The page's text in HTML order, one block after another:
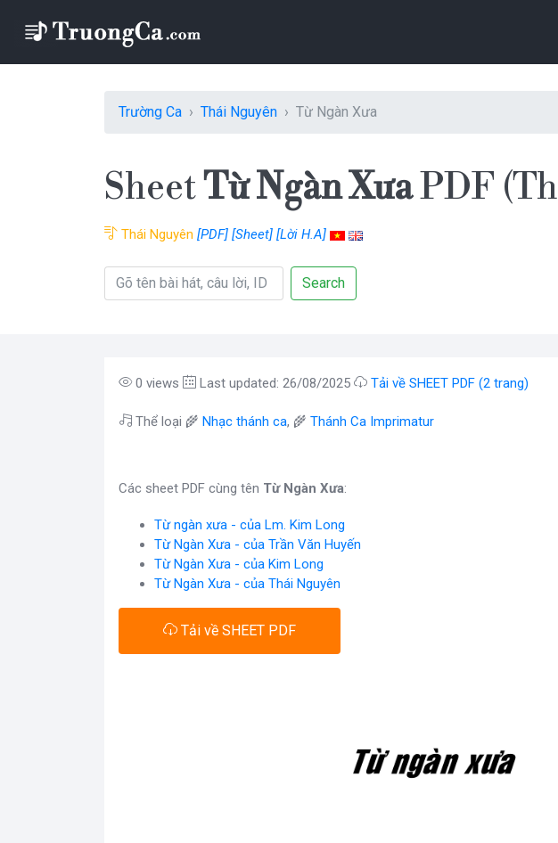
Trường Ca Thái Nguyên Từ Ngàn Xưa
SheetTừ Ngàn XưaPDF
Thái Nguyên [PDF] [Sheet] [Lời H.A]
Search
0 views Last updated: 26/08/2025 Tải về SHEET PDF (2 trang)
Thể loại 🌾 Nhạc thánh ca, 🌾 Thánh Ca Imprimatur
Các sheet PDF cùng tên Từ Ngàn Xưa:
Từ ngàn xưa - của Lm. Kim Long
Từ Ngàn Xưa - của Trần Văn Huyến
Từ Ngàn Xưa - của Kim Long
Từ Ngàn Xưa - của Thái Nguyên
Tải về SHEET PDF